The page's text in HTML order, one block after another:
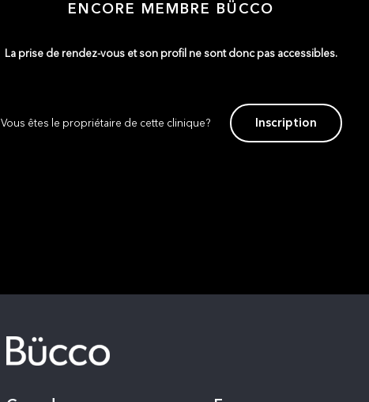
ENCORE MEMBRE BÜCCO
La prise de rendez-vous et son profil ne sont donc pas accessibles.
Vous êtes le propriétaire de cette clinique? Inscription